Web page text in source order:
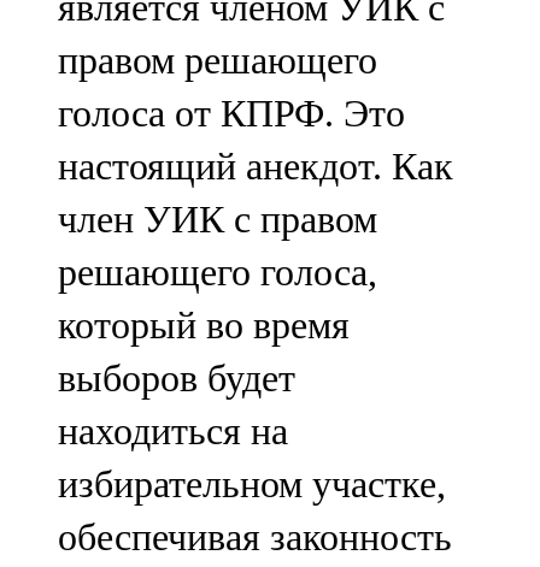
правом решающего
голоса от КПРФ. Это
настоящий анекдот. Как
член УИК с правом
решающего голоса,
который во время
выборов будет
находиться на
избирательном участке,
обеспечивая законность